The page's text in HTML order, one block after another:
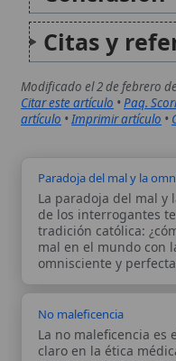
La paradoja del mal y la
de los interrogantes
tradición católica: ¿cómo
mal en el mundo con la
No maleficencia
que produzcan un mal
de la Iglesia, este...
Autor:
Artículo
editorial de
del artículo
usando
patrísticos,